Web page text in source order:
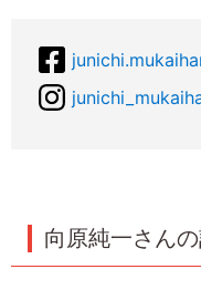
向原純一さん